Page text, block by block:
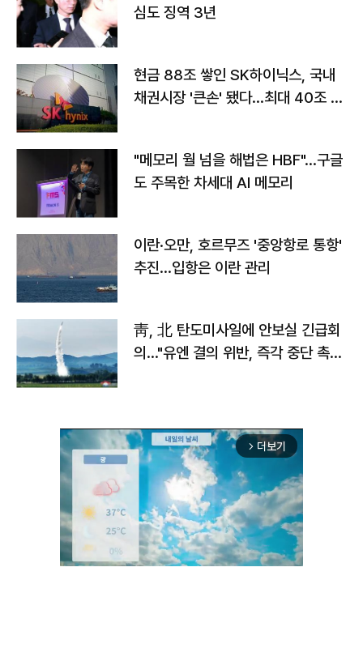
심도 징역 3년
현금 88조 쌓인 SK하이닉스, 국내
채권시장 '큰손' 됐다…최대 40조 투
"메모리 월 넘을 해법은 HBF"…구글
도 주목한 차세대 AI 메모리
이란·오만, 호르무즈 '중앙항로 통항'
추진…입항은 이란 관리
靑, 北 탄도미사일에 안보실 긴급회
의…"유엔 결의 위반, 즉각 중단 촉
arrow_forward_ios 더보기